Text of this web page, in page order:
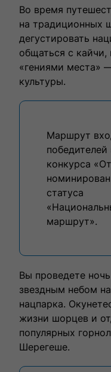
Во время
на традиционных
дегустировать
общаться с
«гениями места»
культуры.
Маршрут
победителей
конкурса
статуса
маршрут».
Вы проведете
звездным небом
нацпарка.
жизни шорцев и
популярных
Шерегеше.